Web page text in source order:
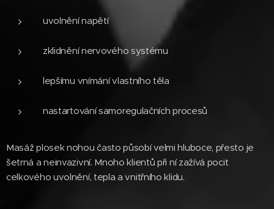
uvolnění napětí
zklidnění nervového systému
lepšímu vnímání vlastního těla
nastartování samoregulačních procesů
Masáž plosek nohou často působí velmi hluboce, přesto je
šetrná a neinvazivní. Mnoho klientů při ní zažívá pocit
celkového uvolnění, tepla a vnitřního klidu.